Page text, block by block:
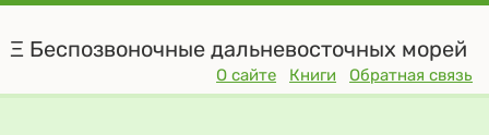
Ξ Беспозвоночные дальневосточных морей
О сайте Книги Обратная связь